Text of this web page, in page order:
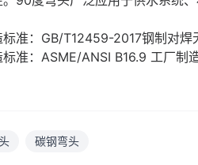
准：GB/T12459-2017钢制对焊
准：ASME/ANSI B16.9 工厂制
碳钢弯头